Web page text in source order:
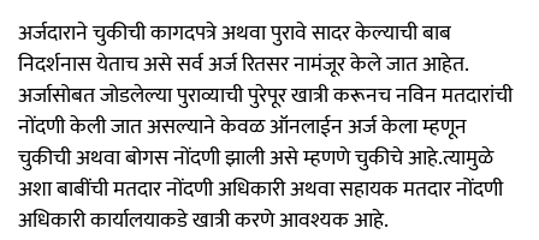
अर्जदाराने चुकीची कागदपत्रे अथवा पुरावे सादर केल्याची बाब
निदर्शनास येताच असे सर्व अर्ज रितसर नामंजूर केले जात आहेत.
अर्जासोबत जोडलेल्या पुराव्याची पुरेपूर खात्री करूनच नविन मतदारांची
नोंदणी केली जात असल्याने केवळ ऑनलाईन अर्ज केला म्हणून
चुकीची अथवा बोगस नोंदणी झाली असे म्हणणे चुकीचे आहे.त्यामुळे
अशा बाबींची मतदार नोंदणी अधिकारी अथवा सहायक मतदार नोंदणी
अधिकारी कार्यालयाकडे खात्री करणे आवश्यक आहे.